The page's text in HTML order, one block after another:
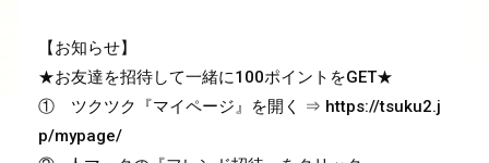
【お知らせ】
★お友達を招待して一緒に100ポイントをGET★
①　ツクツク『マイページ』を開く ⇒ https://tsuku2.j
p/mypage/